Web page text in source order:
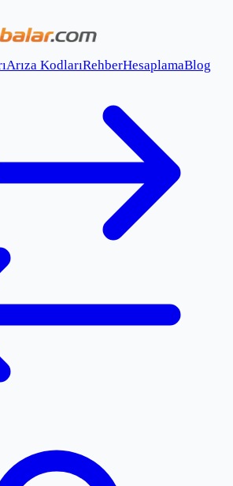
Arıza KodlarıRehberHesaplamaBlog